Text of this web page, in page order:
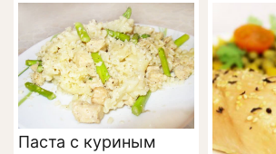
Паста с куриным